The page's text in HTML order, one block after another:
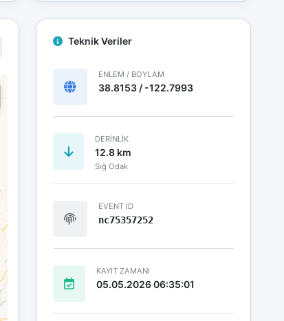
Teknik Veriler
ENLEM / BOYLAM
38.8153 / -122.7993
DERINLIK
12.8 km
Sığ Odak
EVENT ID
nc75357252
KAYIT ZAMANI
05.05.2026 06:35:01